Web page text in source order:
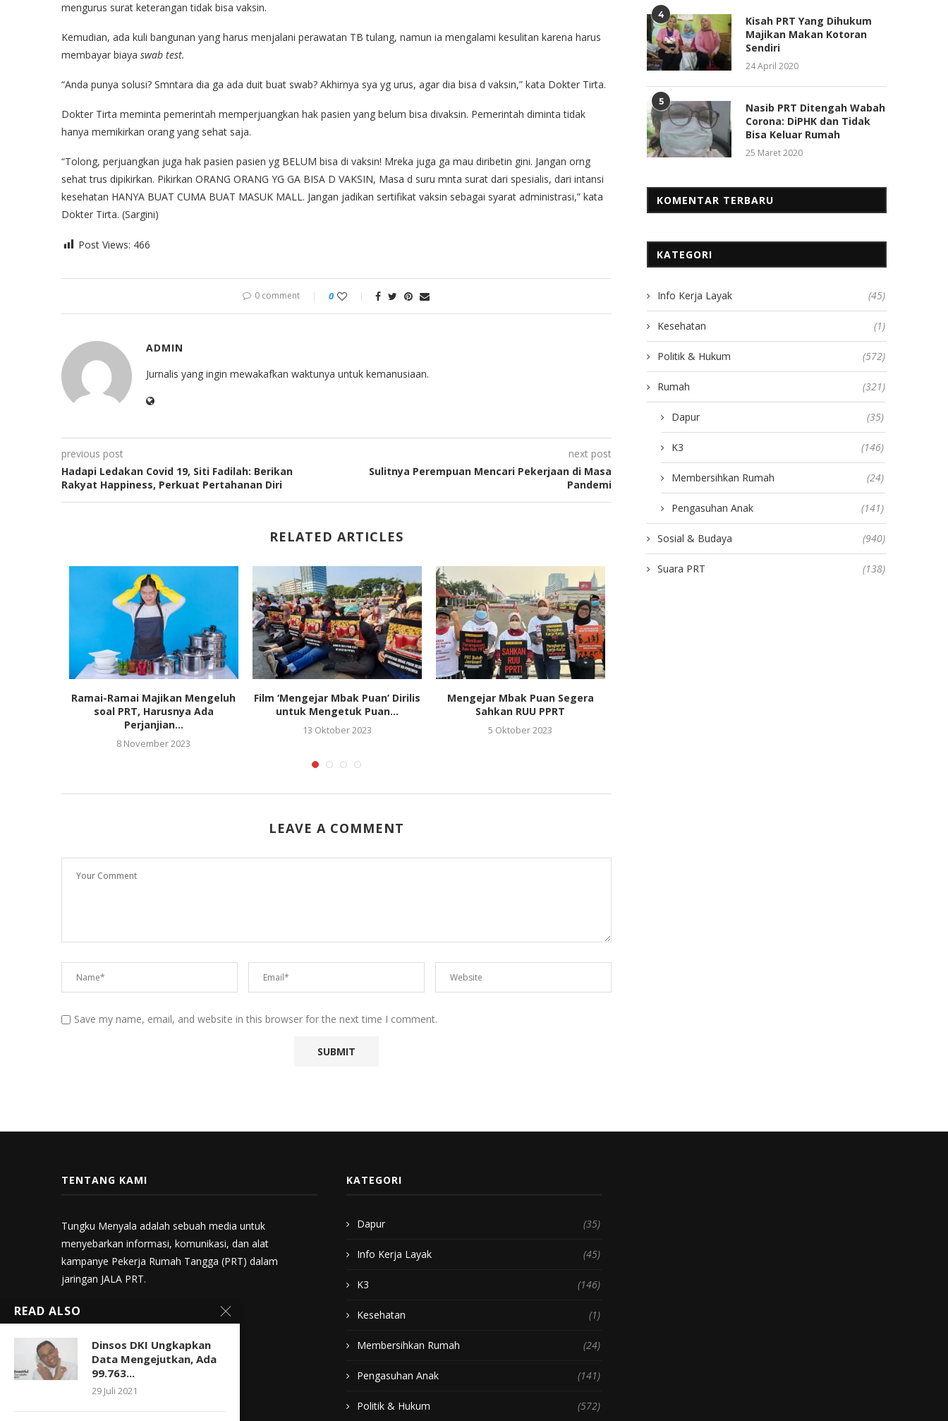
mengurus surat keterangan tidak bisa vaksin.
Kemudian, ada kuli bangunan yang harus menjalani perawatan TB tulang, namun ia mengalami kesulitan karena harus
membayar biaya swab test.
“Anda punya solusi? Smntara dia ga ada duit buat swab? Akhirnya sya yg urus, agar dia bisa d vaksin,” kata Dokter Tirta.
Dokter Tirta meminta pemerintah memperjuangkan hak pasien yang belum bisa divaksin. Pemerintah diminta tidak
hanya memikirkan orang yang sehat saja.
“Tolong, perjuangkan juga hak pasien pasien yg BELUM bisa di vaksin! Mreka juga ga mau diribetin gini. Jangan orng
sehat trus dipikirkan. Pikirkan ORANG ORANG YG GA BISA D VAKSIN, Masa d suru mnta surat dari spesialis, dari intansi
kesehatan HANYA BUAT CUMA BUAT MASUK MALL. Jangan jadikan sertifikat vaksin sebagai syarat administrasi,” kata
Dokter Tirta. (Sargini)
Post Views: 466
0 comment 0
ADMIN
Jurnalis yang ingin mewakafkan waktunya untuk kemanusiaan.
previous post
Hadapi Ledakan Covid 19, Siti Fadilah: Berikan
Rakyat Happiness, Perkuat Pertahanan Diri
next post
Sulitnya Perempuan Mencari Pekerjaan di Masa
Pandemi
RELATED ARTICLES
Ramai-Ramai Majikan Mengeluh
soal PRT, Harusnya Ada
Perjanjian...
8 November 2023
Film ‘Mengejar Mbak Puan’ Dirilis
untuk Mengetuk Puan...
13 Oktober 2023
Mengejar Mbak Puan Segera
Sahkan RUU PPRT
5 Oktober 2023
LEAVE A COMMENT
Save my name, email, and website in this browser for the next time I comment.
4
Kisah PRT Yang Dihukum
Majikan Makan Kotoran
Sendiri
24 April 2020
5
Nasib PRT Ditengah Wabah
Corona: DiPHK dan Tidak
Bisa Keluar Rumah
25 Maret 2020
KOMENTAR TERBARU
KATEGORI
Info Kerja Layak (45)
Kesehatan (1)
Politik & Hukum (572)
Rumah (321)
Dapur (35)
K3 (146)
Membersihkan Rumah (24)
Pengasuhan Anak (141)
Sosial & Budaya (940)
Suara PRT (138)
TENTANG KAMI
Tungku Menyala adalah sebuah media untuk
menyebarkan informasi, komunikasi, dan alat
kampanye Pekerja Rumah Tangga (PRT) dalam
jaringan JALA PRT.
KATEGORI
Dapur (35)
Info Kerja Layak (45)
K3 (146)
Kesehatan (1)
Membersihkan Rumah (24)
Pengasuhan Anak (141)
Politik & Hukum (572)
READ ALSO
Dinsos DKI Ungkapkan
Data Mengejutkan, Ada
99.763...
29 Juli 2021